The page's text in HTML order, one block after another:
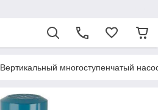
Вертикальный многоступенчатый